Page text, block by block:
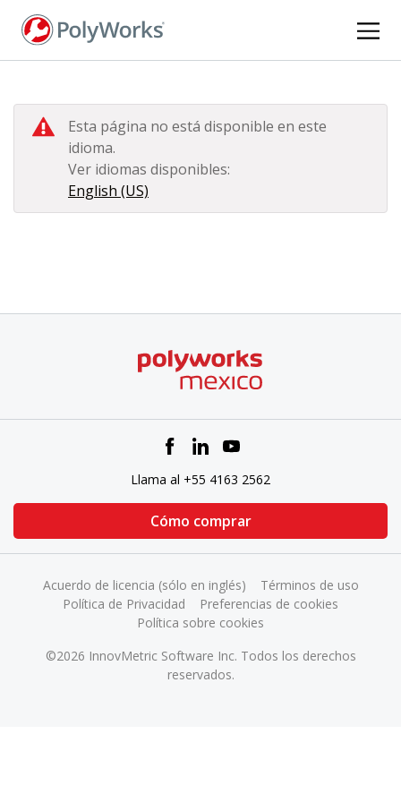
Pasar
Esta página no está disponible en este
idioma.
Ver idiomas disponibles:
English (US)
Llama al +55 4163 2562
Cómo comprar
©2026 InnovMetric Software Inc. Todos los derechos
reservados.
Acuerdo de licencia (sólo en inglés)
Términos de uso
Política de Privacidad
Preferencias de cookies
Política sobre cookies